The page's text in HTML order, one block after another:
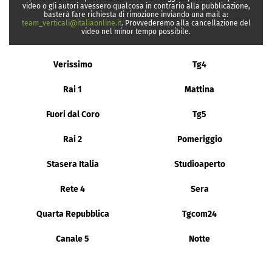
video o gli autori avessero qualcosa in contrario alla pubblicazione,
basterà fare richiesta di rimozione inviando una mail a:
team_verticali@italiaonline.it. Provvederemo alla cancellazione del
video nel minor tempo possibile.
Verissimo Tg4
Rai 1 Mattina
Fuori dal Coro Tg5
Rai 2 Pomeriggio
Stasera Italia Studioaperto
Rete 4 Sera
Quarta Repubblica Tgcom24
Canale 5 Notte